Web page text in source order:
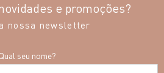
e promoções?
nossa newsletter
Qual seu nome?